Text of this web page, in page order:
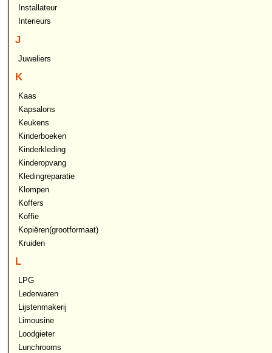
Installateur
Interieurs
J
Juweliers
K
Kaas
Kapsalons
Keukens
Kinderboeken
Kinderkleding
Kinderopvang
Kledingreparatie
Klompen
Koffers
Koffie
Kopiëren(grootformaat)
Kruiden
L
LPG
Lederwaren
Lijstenmakerij
Limousine
Loodgieter
Lunchrooms